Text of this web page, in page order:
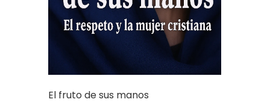
El fruto de sus manos